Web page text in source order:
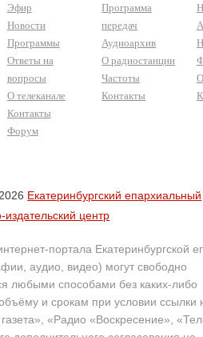
Эфир
Новости
Программы
Ответы на
вопросы
О телеканале
Контакты
Форум
Программа
передач
Аудиоархив
О радиостанции
Частоты
Контакты
Екатеринбургский епархиальный
центр
портала Екатеринбургской
аудио, видео) могут свободно
любыми способами без каких-либо
и срокам при условии ссылки
«Радио «Воскресение»,